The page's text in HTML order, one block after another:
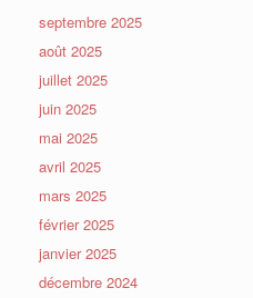
septembre 2025
août 2025
juillet 2025
juin 2025
mai 2025
avril 2025
mars 2025
février 2025
janvier 2025
décembre 2024